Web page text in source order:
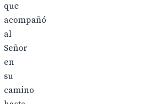
que
acompañó
al
Señor
en
su
camino